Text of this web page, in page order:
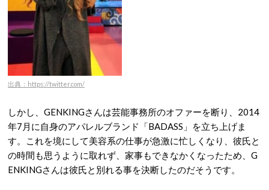
出典：https://twitter.com/
しかし、GENKINGさんは芸能事務所のオファーを断り、2014
年7月に自身のアパレルブランド「BADASS」を立ち上げま
す。これを境にして美容系の仕事が急激に忙しくなり、彼氏と
の時間も思うように取れず、家事もできなかくなったため、G
ENKINGさんは彼氏と別れる事を決断したのだそうです。